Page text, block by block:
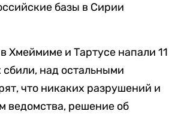
базы в Сирии
Хмеймиме и Тартусе напали 11
сбили, над остальными
что никаких разрушений и
ведомства, решение об